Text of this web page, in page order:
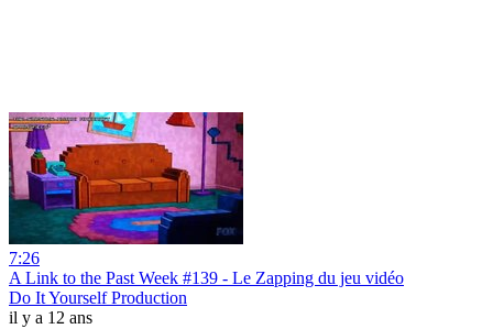
7:26
A Link to the Past Week #139 - Le Zapping du jeu vidéo
Do It Yourself Production
il y a 12 ans